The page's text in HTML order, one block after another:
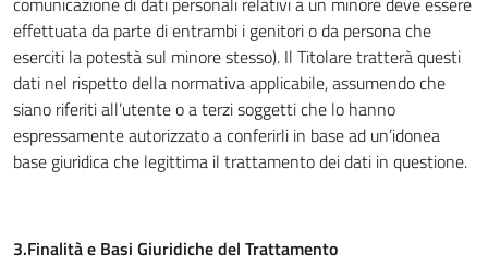
effettuata da parte di entrambi i genitori o da persona che
eserciti la potestà sul minore stesso). Il Titolare tratterà questi
dati nel rispetto della normativa applicabile, assumendo che
siano riferiti all’utente o a terzi soggetti che lo hanno
espressamente autorizzato a conferirli in base ad un’idonea
base giuridica che legittima il trattamento dei dati in questione.
3.Finalità e Basi Giuridiche del Trattamento